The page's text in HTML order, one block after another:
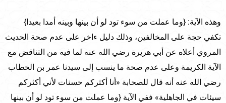
وهذه الآية: {وما عملت من سوء تود لو أن بينها وبينه أمدا بعيدا}
تكفي حجة على المخالفين، وذلك دليل ءاخر على عدم صحة الحديث
المروي أعلاه عن أبي هريرة رضي الله عنه لما فيه من التناقض مع
الآية الكريمة وعلى عدم صحة ما ينسب إلى سيدنا عمر بن الخطاب
رضي الله عنه أنه قال للصحابة «أنا أكثركم حسنات لأني أكثركم
سيئات في الجاهلية» ففي الآية {وما عملت من سوء تود لو أن بينها